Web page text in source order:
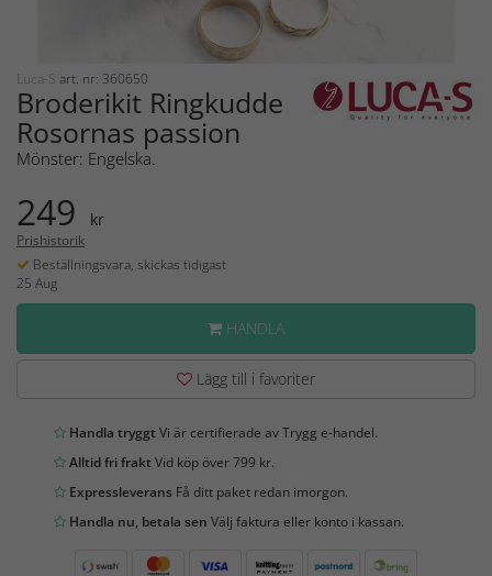
Luca-S art. nr: 360650
Broderikit Ringkudde
Rosornas passion
Mönster: Engelska.
249 kr
Prishistorik
Beställningsvara, skickas tidigast
25 Aug
HANDLA
Lägg till i favoriter
Handla tryggtVi är certifierade av Trygg e-handel.
Alltid fri fraktVid köp över 799 kr.
Expressleverans Få ditt paket redan imorgon.
Handla nu, betala sen Välj faktura eller konto i kassan.